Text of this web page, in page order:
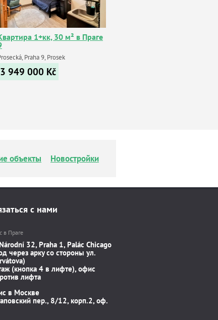
1+кк, 30 м² в Праге
Praha 9, Prosek
3 949 000 Kč
объекты Новостройки
с нами
в Праге
32, Praha 1, Palác Chicago
через арку со стороны ул.
(кнопка 4 в лифте), офис
лифта
в Москве
пер., 8/12, корп.2, оф.